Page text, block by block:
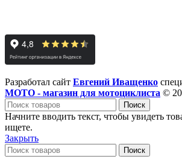
Разработал сайт Евгений Иващенко
МОТО - магазин для мотоциклиста ©
Поиск
Начните вводить текст, чтобы увидеть
ищете.
Закрыть
Поиск